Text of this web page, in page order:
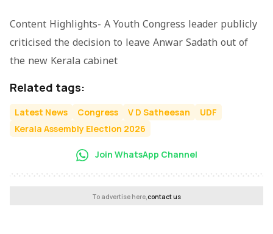
Content Highlights- A Youth Congress leader publicly
criticised the decision to leave Anwar Sadath out of
the new Kerala cabinet
Related tags:
Latest News Congress V D Satheesan
UDF
Kerala Assembly Election 2026
Join WhatsApp Channel
To advertise here,contact us